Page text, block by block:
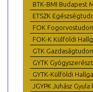
BTK-BMI Budapest
ETSZK
FOK
FOK-K Külföldi
GTK
GYTK
GYTK-Külföldi
JGYPK Juhász